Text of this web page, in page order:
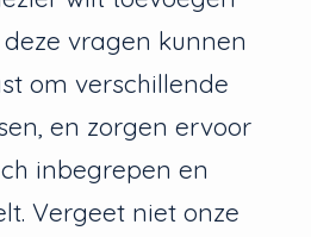
vragen kunnen
om verschillende
en zorgen ervoor
inbegrepen en
Vergeet niet onze